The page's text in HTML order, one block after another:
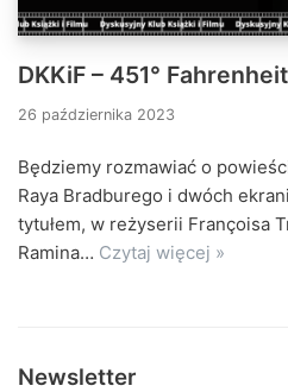
DKKiF – 451°
26 października 2023
Będziemy rozmawiać o
Raya Bradburego i dwóch
tytułem, w reżyserii Françoisa
Ramina… Czytaj więcej »
Newsletter